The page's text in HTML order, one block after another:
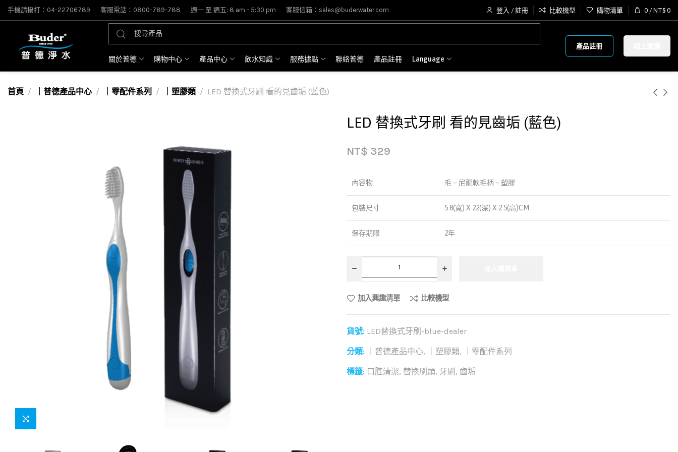
手機請撥打：04-22706789 客服電話：0800-789-788 週一 至 週五: 8 am - 5:30 pm 客服信箱：sales@buderwater.com 登入 / 註冊 比較機型 購物清單 0 / NT$ 0
關於普德 購物中心 產品中心 飲水知識 服務據點 聯絡普德 產品註冊 Language
產品註冊
首頁 ｜普德產品中心 ｜零配件系列 ｜塑膠類 LED 替換式牙刷 看的見齒垢 (藍色)
LED 替換式牙刷 看的見齒垢 (藍色)
NT$ 329
內容物 毛 – 尼龍軟毛柄 – 塑膠
包裝尺寸 5.8(寬) X 22(深) X 2.5(高)CM
保存期限 2年
加入興趣清單 比較機型
貨號: LED替換式牙刷-blue-dealer
分類: ｜普德產品中心, ｜塑膠類, ｜零配件系列
標籤: 口腔清潔, 替換刷頭, 牙刷 , 齒垢